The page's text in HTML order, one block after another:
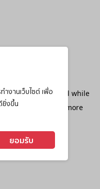
งานเว็บไซต์ เพื่อ
ยิ่งขึ้น
ยอมรับ
has occurred while
console
for more